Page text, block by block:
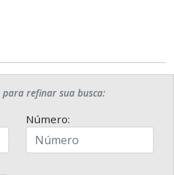
para refinar sua busca:
Número: